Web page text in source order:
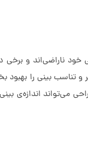
خود ناراضی‌اند و
تناسب بینی را
اندازه‌ی